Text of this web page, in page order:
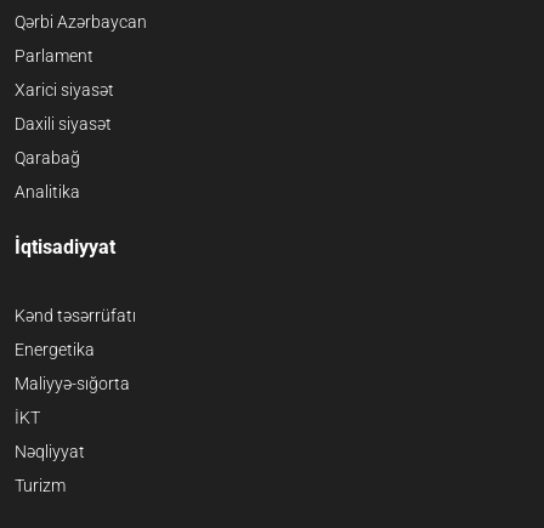
Qərbi Azərbaycan
Parlament
Xarici siyasət
Daxili siyasət
Qarabağ
Analitika
İqtisadiyyat
Kənd təsərrüfatı
Energetika
Maliyyə-sığorta
İKT
Nəqliyyat
Turizm